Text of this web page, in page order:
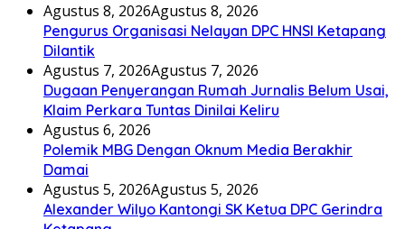
Agustus 8, 2026Agustus 8, 2026
Pengurus Organisasi Nelayan DPC HNSI Ketapang
Dilantik
Agustus 7, 2026Agustus 7, 2026
Dugaan Penyerangan Rumah Jurnalis Belum Usai,
Klaim Perkara Tuntas Dinilai Keliru
Agustus 6, 2026
Polemik MBG Dengan Oknum Media Berakhir
Damai
Agustus 5, 2026Agustus 5, 2026
Alexander Wilyo Kantongi SK Ketua DPC Gerindra